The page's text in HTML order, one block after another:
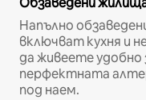
Напълно
включват кухня и
да живеете удобно
перфектната
под наем.